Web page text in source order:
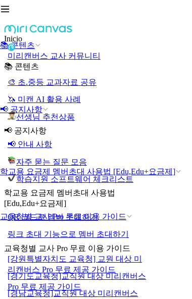
📚 콘텐츠
📢 공지사항
학교용 요금제 멤버초대 사용법 [Edu,Edu+요금제]
교육청별 교사 Pro 무료 이용 가이드
Inicio
미리캔버스 교사 커뮤니티
📚 콘텐츠
🎨 초.중등 교과자료 공유
🦄 미캔 AI 활용 사례
선생님 추천상품
📢 공지사항
📢 안내 사항
자주 묻는 질문 모음
학습지원 소프트웨어 체크리스트
학교용 요금제 멤버초대 사용법
[Edu,Edu+요금제]
QR 코드로 멤버 초대하기
링크 초대 기능으로 멤버 초대하기
교육청별 교사 Pro 무료 이용 가이드
[강원특별자치도 교육청] 교원 대상 미
리캔버스 Pro 무료 제공 가이드
[경기도교육청]교직원 대상 미리캔버스
Pro 무료 제공 가이드
[경남교육청]교직원 대상 미리캔버스